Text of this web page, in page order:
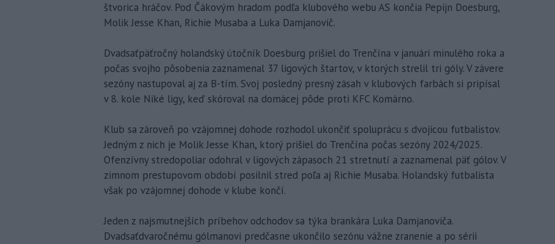
štvorica hráčov. Pod Čákovým hradom podľa klubového webu AS končia Pepijn Doesburg,
Molik Jesse Khan, Richie Musaba a Luka Damjanovič.
Dvadsaťpäťročný holandský útočník Doesburg prišiel do Trenčína v januári minulého roka a
počas svojho pôsobenia zaznamenal 37 ligových štartov, v ktorých strelil tri góly. V závere
sezóny nastupoval aj za B-tím. Svoj posledný presný zásah v klubových farbách si pripísal
v 8. kole Niké ligy, keď skóroval na domácej pôde proti KFC Komárno.
Klub sa zároveň po vzájomnej dohode rozhodol ukončiť spoluprácu s dvojicou futbalistov.
Jedným z nich je Molik Jesse Khan, ktorý prišiel do Trenčína počas sezóny 2024/2025.
Ofenzívny stredopoliar odohral v ligových zápasoch 21 stretnutí a zaznamenal päť gólov. V
zimnom prestupovom období posilnil stred poľa aj Richie Musaba. Holandský futbalista
však po vzájomnej dohode v klube končí.
Jeden z najsmutnejších príbehov odchodov sa týka brankára Luka Damjanoviča.
Dvadsaťdvaročnému gólmanovi predčasne ukončilo sezónu vážne zranenie a po sérii